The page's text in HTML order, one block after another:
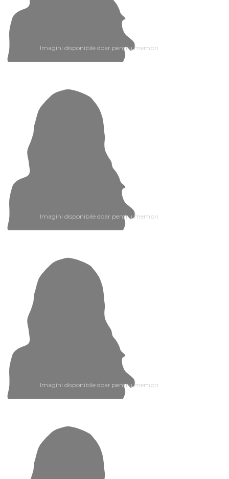
Imagini disponibile doar pentru membri
Imagini disponibile doar pentru membri
Imagini disponibile doar pentru membri